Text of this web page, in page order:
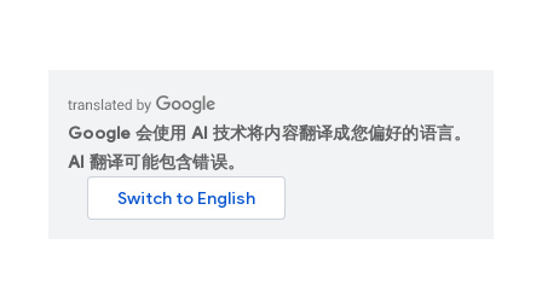
Google 会使用 AI 技术将内容翻译成您偏好的语言。
AI 翻译可能包含错误。